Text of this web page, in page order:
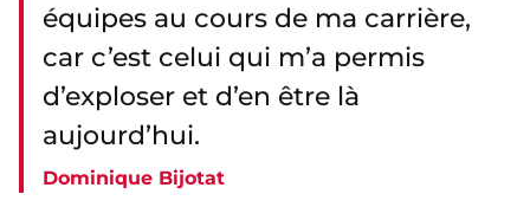
équipes au cours de ma carrière,
car c’est celui qui m’a permis
d’exploser et d’en être là
aujourd’hui.
Dominique Bijotat